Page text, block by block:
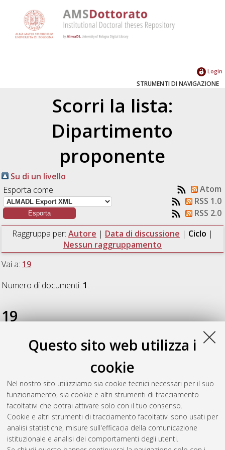
Questo sito web utilizza i
cookie
Nel nostro sito utilizziamo sia cookie tecnici necessari per il suo
funzionamento, sia cookie e altri strumenti di tracciamento
facoltativi che potrai attivare solo con il tuo consenso.
Cookie e altri strumenti di tracciamento facoltativi sono usati per
analisi statistiche, misure sull'efficacia della comunicazione
istituzionale e analisi dei comportamenti degli utenti.
Login
STRUMENTI DI NAVIGAZIONE
Scorri la lista:
Dipartimento
proponente
Su di un livello
Esporta come
Atom
RSS 1.0
RSS 2.0
Raggruppa per: Autore | Data di discussione | Ciclo |
Nessun raggruppamento
Vai a: 19
Numero di documenti: 1.
19
Mattioni, Francesco (2008) Eterotopie narrative. La geografia
del racconto nelle "Città invisibili" di Calvino, nella "Vie mode
d’emploi, romans" di Perec e in "Mason & Dixon" di Pynchon
[Dissertation thesis], Alma Mater Studiorum Università di
Bologna. Dottorato di ricerca inLetterature comparate, 19
Ciclo. DOI 10.6092/unibo/amsdottorato/1179.
Questa lista e' stata generata il Thu Aug 6 20:50:05 2026